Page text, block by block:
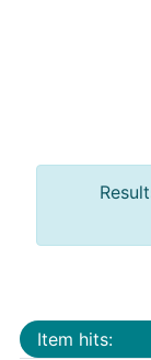
Item hits: